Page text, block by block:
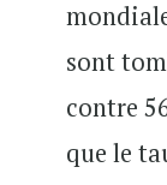
sont
contre
que le